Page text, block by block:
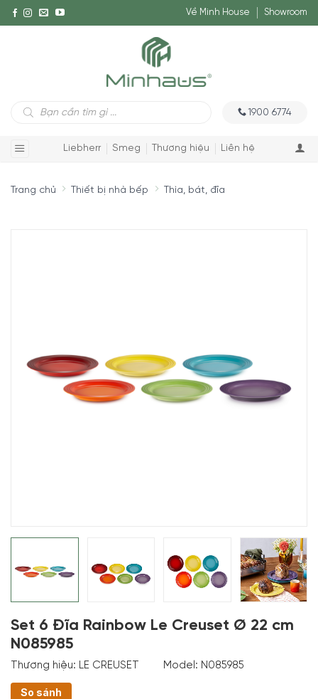
Về Minh House Showroom
Tìm
kiếm
1900 6774
Liebherr Smeg Thương hiệu Liên hệ
Trang chủ Thiết bị nhà bếp Thìa, bát, đĩa
Set 6 Đĩa Rainbow Le Creuset Ø 22 cm
N085985
Thương hiệu: LE CREUSET Model: N085985
So sánh